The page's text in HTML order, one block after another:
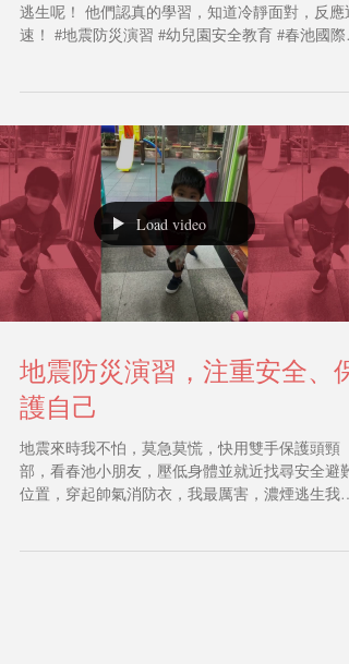
逃生呢！ 他們認真的學習，知道冷靜面對，反應迅
速！ #地震防災演習 #幼兒園安全教育 #春池國際
Load video
地震防災演習，注重安全、保
護自己
地震來時我不怕，莫急莫慌，快用雙手保護頭頸
部，看春池小朋友，壓低身體並就近找尋安全避難
位置，穿起帥氣消防衣，我最厲害，濃煙逃生我最